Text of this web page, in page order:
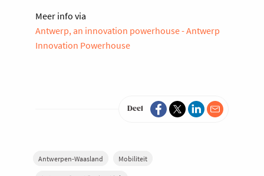
Meer info via
Antwerp, an innovation powerhouse - Antwerp
Innovation Powerhouse
Deel
Antwerpen-Waasland Mobiliteit